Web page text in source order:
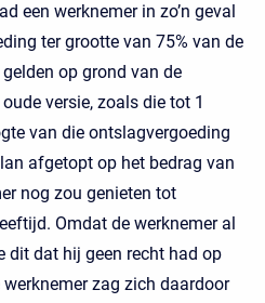
een werknemer in zo’n geval
ter grootte van 75% van de
op grond van de
versie, zoals die tot 1
van die ontslagvergoeding
afgetopt op het bedrag van
nog zou genieten tot
Omdat de werknemer al
dit dat hij geen recht had op
zag zich daardoor